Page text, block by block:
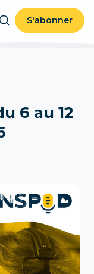
S'abonner
6 au 12